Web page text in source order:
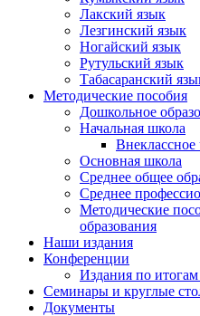
Лакский язык
Лезгинский язык
Ногайский язык
Рутульский язык
Табасаранский
Методические пособия
Дошкольное
Начальная школа
Внеклассное
Основная школа
Среднее общее
Среднее
Методические
образования
Наши издания
Конференции
Издания по
Семинары и круглые
Документы